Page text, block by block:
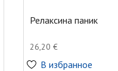
Релаксина паник
26,20€
В избранное